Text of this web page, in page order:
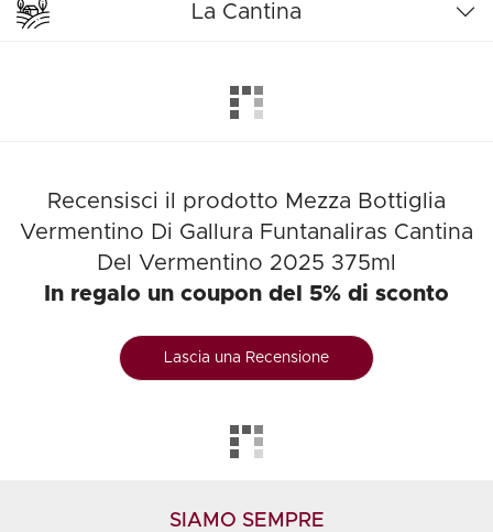
La Cantina
Recensisci il prodotto Mezza Bottiglia
Vermentino Di Gallura Funtanaliras Cantina
Del Vermentino 2025 375ml
In regalo un coupon del 5% di sconto
Lascia una Recensione
SIAMO SEMPRE